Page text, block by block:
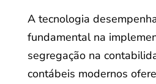
A tecnologia
fundamental na
segregação na
contábeis modernos